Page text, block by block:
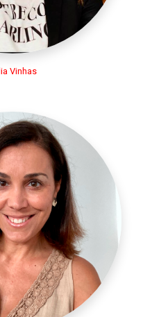
Vinhas